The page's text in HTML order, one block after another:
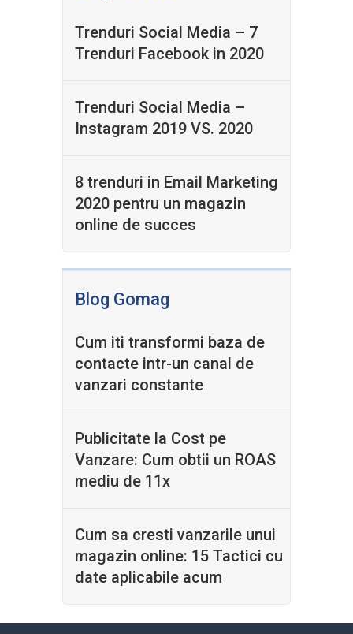
Trenduri Social Media – 7
Trenduri Facebook in 2020
Trenduri Social Media –
Instagram 2019 VS. 2020
8 trenduri in Email Marketing
2020 pentru un magazin
online de succes
Blog Gomag
Cum iti transformi baza de
contacte intr-un canal de
vanzari constante
Publicitate la Cost pe
Vanzare: Cum obtii un ROAS
mediu de 11x
Cum sa cresti vanzarile unui
magazin online: 15 Tactici cu
date aplicabile acum